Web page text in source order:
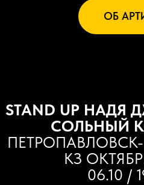
ОБ
STAND UP НАДЯ
СОЛЬНЫЙ
КЗ
06.10 /